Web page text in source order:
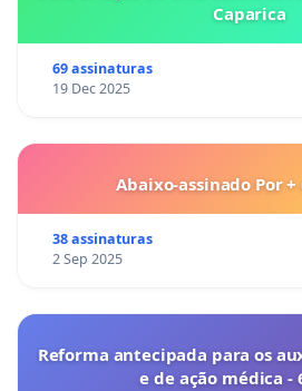
Caparica
69 assinaturas
19 Dec 2025
Abaixo-assinado Por
38 assinaturas
2 Sep 2025
Reforma antecipada para os
e de ação médica -